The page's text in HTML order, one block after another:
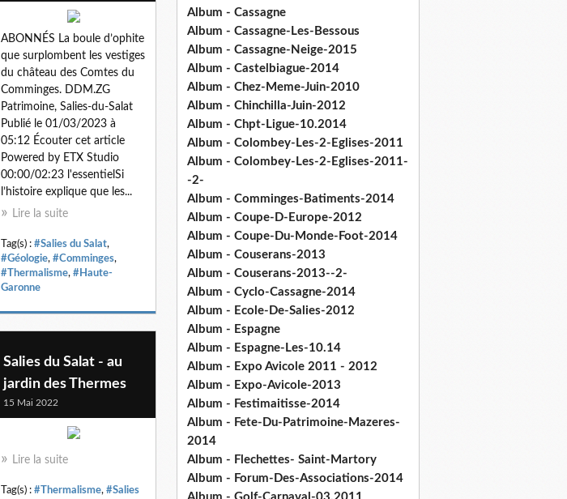
ABONNÉS La boule d’ophite
que surplombent les vestiges
du château des Comtes du
Comminges. DDM.ZG
Patrimoine, Salies-du-Salat
Publié le 01/03/2023 à
05:12 Écouter cet article
Powered by ETX Studio
00:00/02:23 l'essentielSi
l’histoire explique que les...
Lire la suite
Tag(s) : #Salies du Salat,
#Géologie, #Comminges,
#Thermalisme, #Haute-
Garonne
Salies du Salat - au
jardin des Thermes
15 Mai 2022
Lire la suite
Tag(s) : #Thermalisme, #Salies
Album - Cassagne
Album - Cassagne-Les-Bessous
Album - Cassagne-Neige-2015
Album - Castelbiague-2014
Album - Chez-Meme-Juin-2010
Album - Chinchilla-Juin-2012
Album - Chpt-Ligue-10.2014
Album - Colombey-Les-2-Eglises-2011
Album - Colombey-Les-2-Eglises-2011-
-2-
Album - Comminges-Batiments-2014
Album - Coupe-D-Europe-2012
Album - Coupe-Du-Monde-Foot-2014
Album - Couserans-2013
Album - Couserans-2013--2-
Album - Cyclo-Cassagne-2014
Album - Ecole-De-Salies-2012
Album - Espagne
Album - Espagne-Les-10.14
Album - Expo Avicole 2011 - 2012
Album - Expo-Avicole-2013
Album - Festimaitisse-2014
Album - Fete-Du-Patrimoine-Mazeres-
2014
Album - Flechettes- Saint-Martory
Album - Forum-Des-Associations-2014